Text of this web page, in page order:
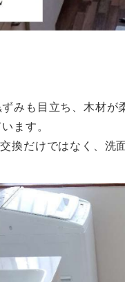
みも目立ち、木材
ます。
換だけではなく、洗